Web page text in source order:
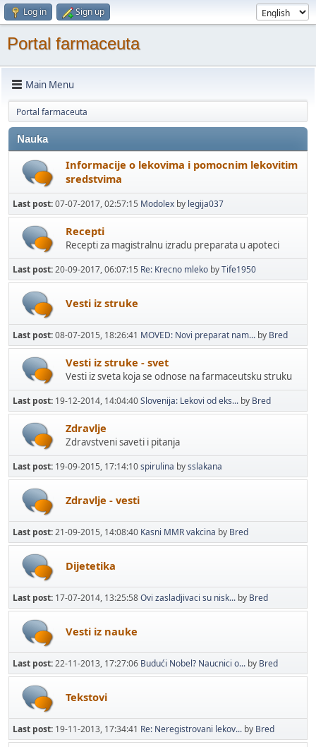
Log in Sign up
Portal farmaceuta
Main Menu
Portal farmaceuta
Nauka
Informacije o lekovima i pomocnim lekovitim
sredstvima
Last post:07-07-2017, 02:57:15 Modolex by legija037
Recepti
Recepti za magistralnu izradu preparata u apoteci
Last post:20-09-2017, 06:07:15 Re: Krecno mleko byTife1950
Vesti iz struke
Last post:08-07-2015, 18:26:41 MOVED: Novi preparat nam... by Bred
Vesti iz struke - svet
Vesti iz sveta koja se odnose na farmaceutsku struku
Last post: 19-12-2014, 14:04:40Slovenija: Lekovi od eks... by Bred
Zdravlje
Zdravstveni saveti i pitanja
Last post: 19-09-2015, 17:14:10spirulina bysslakana
Zdravlje - vesti
Last post:21-09-2015, 14:08:40 Kasni MMR vakcina by Bred
Dijetetika
Last post: 17-07-2014, 13:25:58Ovi zasladjivaci su nisk... by Bred
Vesti iz nauke
Last post:22-11-2013, 17:27:06 Budući Nobel? Naucnici o... by Bred
Tekstovi
Last post: 19-11-2013, 17:34:41 Re: Neregistrovani lekov... by Bred